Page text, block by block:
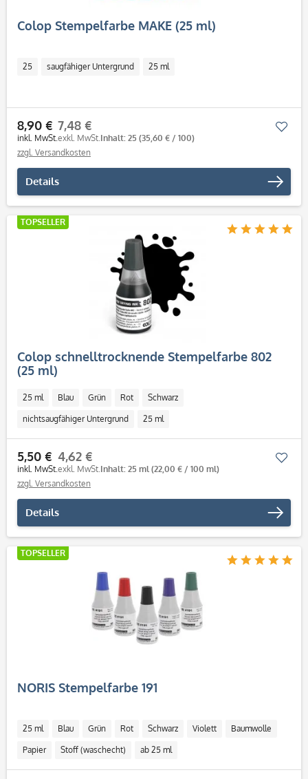
Colop Stempelfarbe MAKE (25 ml)
25 saugfähiger Untergrund 25 ml
8,90 €
inkl. MwSt.
7,48 €
exkl. MwSt.Inhalt: 25 (35,60 € / 100)
zzgl. Versandkosten
Details
TOPSELLER
Colop schnelltrocknende Stempelfarbe 802
(25 ml)
25 ml Blau Grün Rot Schwarz
nichtsaugfähiger Untergrund 25 ml
5,50 €
inkl. MwSt.
4,62 €
exkl. MwSt.Inhalt: 25 ml (22,00 € / 100 ml)
zzgl. Versandkosten
Details
TOPSELLER
NORIS Stempelfarbe 191
25 ml Blau Grün Rot Schwarz Violett Baumwolle
Papier Stoff (waschecht) ab 25 ml